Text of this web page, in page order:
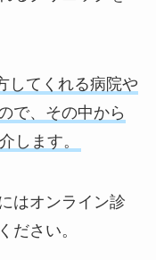
してくれる病院や
で、その中から
します。
はオンライン診
ださい。